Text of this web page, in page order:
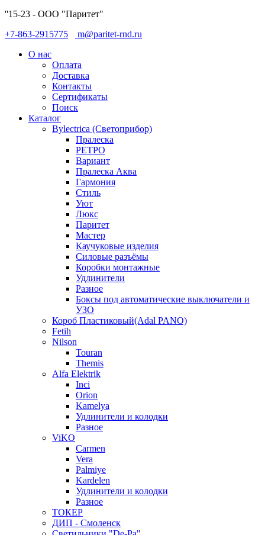
''15-23 - ООО "Паритет"
+7-863-2915775
m@paritet-rnd.ru
О нас
Оплата
Доставка
Контакты
Сертификаты
Поиск
Каталог
Bylectrica (Светоприбор)
Пралеска
РЕТРО
Вариант
Пралеска Аква
Гармония
Стиль
Уют
Люкс
Паритет
Мастер
Каучуковые изделия
Силовые разъёмы
Коробки монтажные
Удлинители
Разное
Боксы под автоматические выключатели и
УЗО
Короб Пластиковый(Adal PANO)
Fetih
Nilson
Touran
Themis
Alfa Elektrik
Inci
Orion
Kamelya
Удлинители и колодки
Разное
ViKO
Carmen
Vera
Palmiye
Kardelen
Удлинители и колодки
Разное
ТОКЕР
ДИП - Смоленск